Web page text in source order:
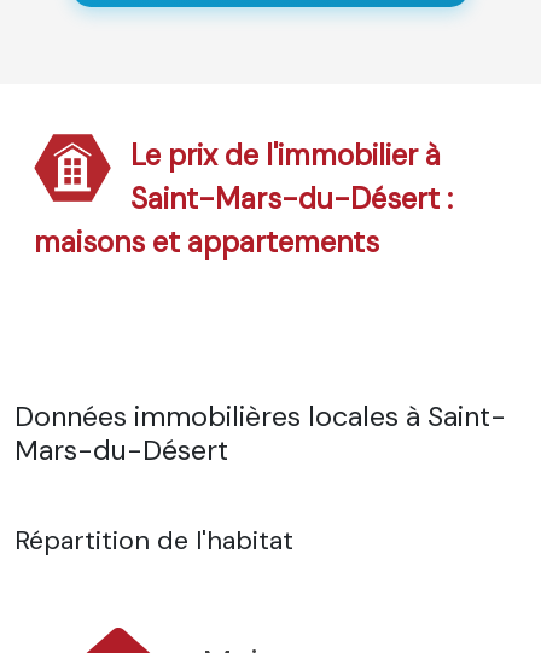
Le prix de l'immobilier à
Saint-Mars-du-Désert :
maisons et appartements
Données immobilières locales à Saint-
Mars-du-Désert
Répartition de l'habitat